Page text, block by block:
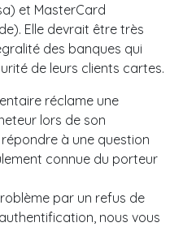
et MasterCard
Elle devrait être très
des banques qui
de leurs clients cartes.
réclame une
lors de son
à une question
connue du porteur
par un refus de
nous vous